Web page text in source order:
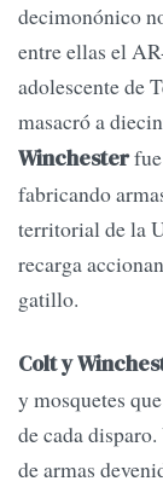
decimonónico
entre ellas el
adolescente de
masacró a
Winchester
fabricando
territorial de la
recarga
gatillo.
Colt y
y mosquetes
de cada
de armas